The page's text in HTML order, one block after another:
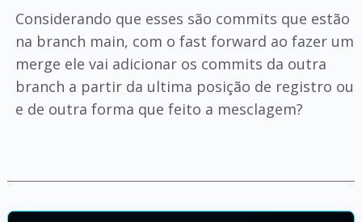
Considerando que esses são commits que estão
na branch main, com o fast forward ao fazer um
merge ele vai adicionar os commits da outra
branch a partir da ultima posição de registro ou
e de outra forma que feito a mesclagem?